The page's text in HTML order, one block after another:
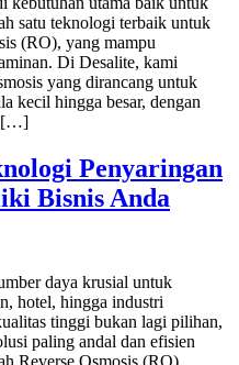
satu teknologi terbaik untuk
(RO), yang mampu
Di Desalite, kami
yang dirancang untuk
kecil hingga besar, dengan
[…]
Penyaringan
Bisnis Anda
daya krusial untuk
hotel, hingga industri
tinggi bukan lagi pilihan,
paling andal dan efisien